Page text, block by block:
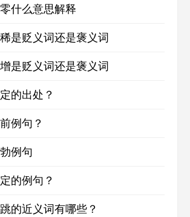
什么意思解释
是贬义词还是褒义词
是贬义词还是褒义词
的出处？
例句？
例句
的例句？
的近义词有哪些？